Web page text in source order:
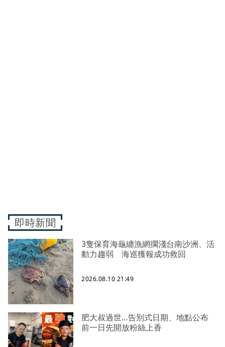
即時新聞
3隻保育海龜纏漁網擱淺台南沙洲、活
動力趨弱 海巡獲報成功救回
2026.08.10 21:49
肥大叔過世…告別式日期、地點公布
前一日先開放粉絲上香